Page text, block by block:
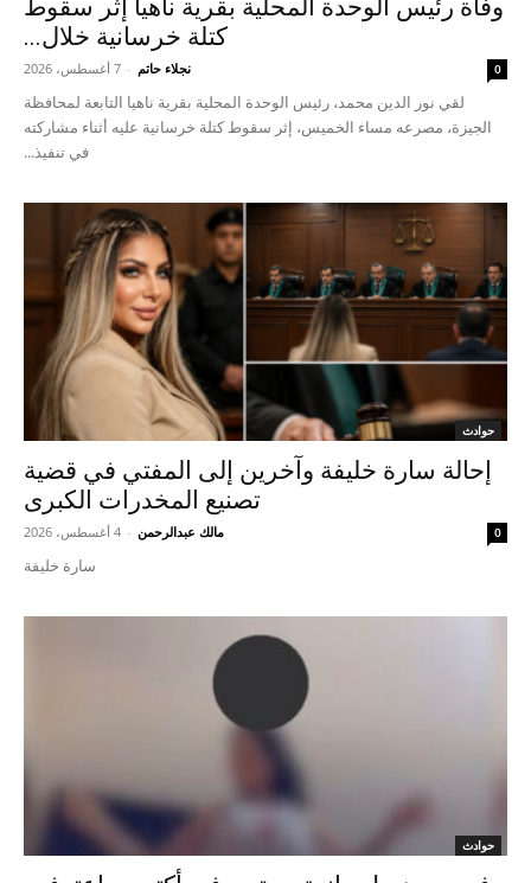
وفاة رئيس الوحدة المحلية بقرية ناهيا إثر سقوط
كتلة خرسانية خلال...
نجلاء حاتم - 7 أغسطس، 2026 0
لقي نور الدين محمد، رئيس الوحدة المحلية بقرية ناهيا التابعة لمحافظة
الجيزة، مصرعه مساء الخميس، إثر سقوط كتلة خرسانية عليه أثناء مشاركته
في تنفيذ...
حوادث
إحالة سارة خليفة وآخرين إلى المفتي في قضية
تصنيع المخدرات الكبرى
مالك عبدالرحمن - 4 أغسطس، 2026 0
سارة خليفة
حوادث